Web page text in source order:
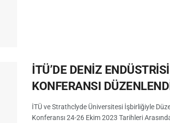
İTÜ’DE DENİZ
KONFERANSI
İTÜ ve Strathclyde Üniversitesi İşbirliğiyle
Konferansı 24-26 Ekim 2023 Tarihleri